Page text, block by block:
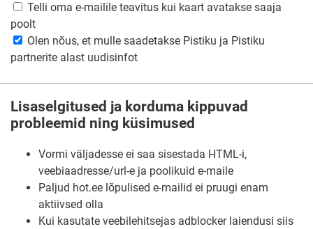
Telli oma e-mailile teavitus kui kaart avatakse saaja
poolt
Olen nõus, et mulle saadetakse Pistiku ja Pistiku
partnerite alast uudisinfot
Lisaselgitused ja korduma kippuvad
probleemid ning küsimused
Vormi väljadesse ei saa sisestada HTML-i,
veebiaadresse/url-e ja poolikuid e-maile
Paljud hot.ee lõpulised e-mailid ei pruugi enam
aktiivsed olla
Kui kasutate veebilehitsejas adblocker laiendusi siis